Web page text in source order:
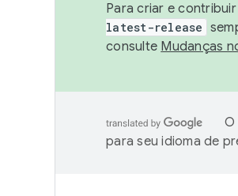
Para criar e
latest-release
consulte Mudanças
para seu idioma de